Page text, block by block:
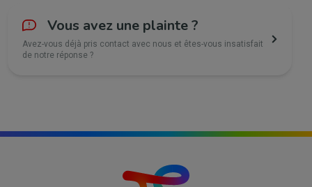
Vous avez une plainte ?
Avez-vous déjà pris contact avec nous et êtes-vous insatisfait
de notre réponse ?